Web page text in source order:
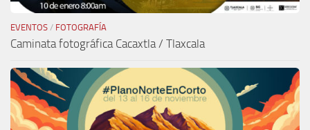
EVENTOS / FOTOGRAFÍA
Caminata fotográfica Cacaxtla / Tlaxcala